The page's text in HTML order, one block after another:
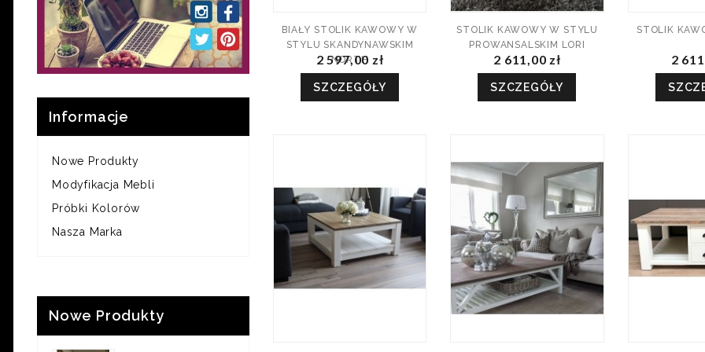
Informacje
Nowe Produkty
Modyfikacja Mebli
Próbki Kolorów
Nasza Marka
Nowe Produkty
BIAŁY STOLIK KAWOWY W
STYLU SKANDYNAWSKIM
NORTH
2 597,00 zł
SZCZEGÓŁY
STOLIK KAWOWY W STYLU
PROWANSALSKIM LORI
2 611,00 zł
SZCZEGÓŁY
STOLIK
2